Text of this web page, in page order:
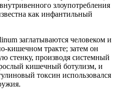
злоупотребления
как инфантильный
заглатываются человеком и
кишечном тракте; затем он
стенку, производя системный
кишечный ботулизм, и
токсин использовался